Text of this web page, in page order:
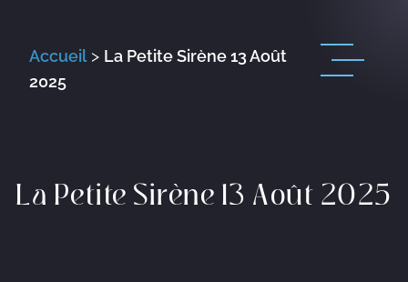
Accueil> La Petite Sirène 13 Août
2025
La Petite Sirène 13 Août 2025